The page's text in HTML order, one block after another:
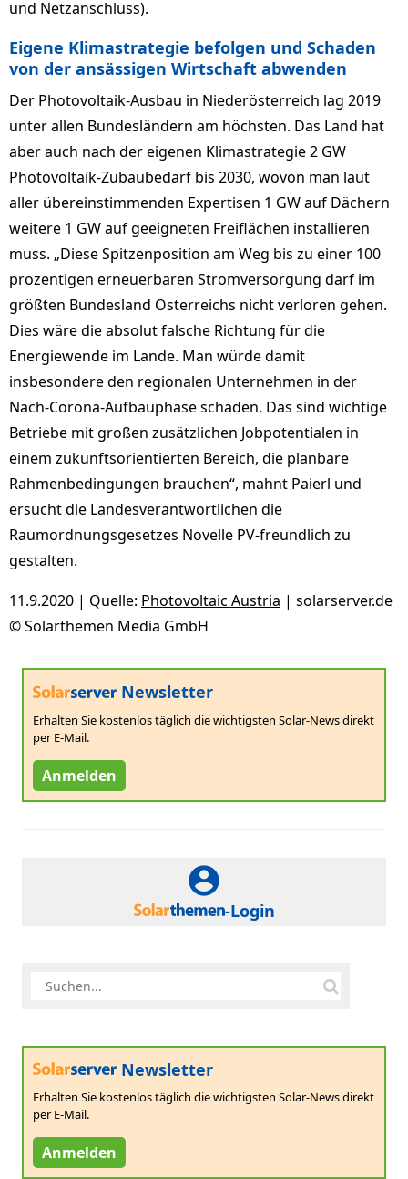
und Netzanschluss).
Eigene Klimastrategie befolgen und Schaden
von der ansässigen Wirtschaft abwenden
Der Photovoltaik-Ausbau in Niederösterreich lag 2019
unter allen Bundesländern am höchsten. Das Land hat
aber auch nach der eigenen Klimastrategie 2 GW
Photovoltaik-Zubaubedarf bis 2030, wovon man laut
aller übereinstimmenden Expertisen 1 GW auf Dächern
weitere 1 GW auf geeigneten Freiflächen installieren
muss. „Diese Spitzenposition am Weg bis zu einer 100
prozentigen erneuerbaren Stromversorgung darf im
größten Bundesland Österreichs nicht verloren gehen.
Dies wäre die absolut falsche Richtung für die
Energiewende im Lande. Man würde damit
insbesondere den regionalen Unternehmen in der
Nach-Corona-Aufbauphase schaden. Das sind wichtige
Betriebe mit großen zusätzlichen Jobpotentialen in
einem zukunftsorientierten Bereich, die planbare
Rahmenbedingungen brauchen“, mahnt Paierl und
ersucht die Landesverantwortlichen die
Raumordnungsgesetzes Novelle PV-freundlich zu
gestalten.
11.9.2020 | Quelle: Photovoltaic Austria | solarserver.de
© Solarthemen Media GmbH
Newsletter
Erhalten Sie kostenlos täglich die wichtigsten Solar-News direkt
per E-Mail.
Anmelden
-Login
Newsletter
Erhalten Sie kostenlos täglich die wichtigsten Solar-News direkt
per E-Mail.
Anmelden